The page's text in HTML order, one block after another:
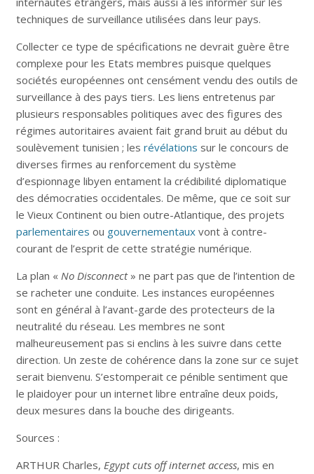
techniques de surveillance utilisées dans leur pays.
Collecter ce type de spécifications ne devrait guère être
complexe pour les Etats membres puisque quelques
sociétés européennes ont censément vendu des outils de
surveillance à des pays tiers. Les liens entretenus par
plusieurs responsables politiques avec des figures des
régimes autoritaires avaient fait grand bruit au début du
soulèvement tunisien ; les révélations sur le concours de
diverses firmes au renforcement du système
d’espionnage libyen entament la crédibilité diplomatique
des démocraties occidentales. De même, que ce soit sur
le Vieux Continent ou bien outre-Atlantique, des projets
parlementaires ou gouvernementauxvont à contre-
courant de l’esprit de cette stratégie numérique.
La plan « No Disconnect» ne part pas que de l’intention de
se racheter une conduite. Les instances européennes
sont en général à l’avant-garde des protecteurs de la
neutralité du réseau. Les membres ne sont
malheureusement pas si enclins à les suivre dans cette
direction. Un zeste de cohérence dans la zone sur ce sujet
serait bienvenu. S’estomperait ce pénible sentiment que
le plaidoyer pour un internet libre entraîne deux poids,
deux mesures dans la bouche des dirigeants.
Sources :
ARTHUR Charles, Egypt cuts off internet access, mis en